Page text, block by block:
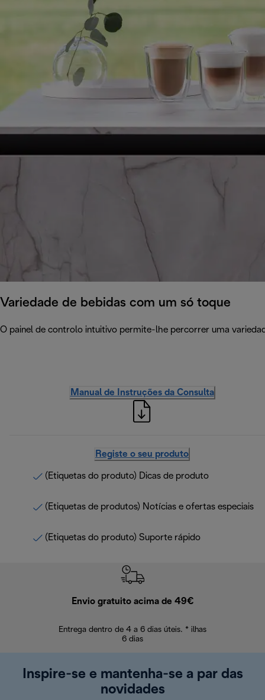
Variedade de bebidas com um só toque
O painel de controlo intuitivo permite-lhe percorrer uma
Manual de Instruções da Consulta
Registe o seu produto
(Etiquetas do produto) Dicas de produto
(Etiquetas de produtos) Notícias e ofertas especiais
(Etiquetas do produto) Suporte rápido
Envio gratuito acima de 49€
Entrega dentro de 4 a 6 dias úteis. * ilhas
6 dias
Inspire-se e mantenha-se a par das
novidades